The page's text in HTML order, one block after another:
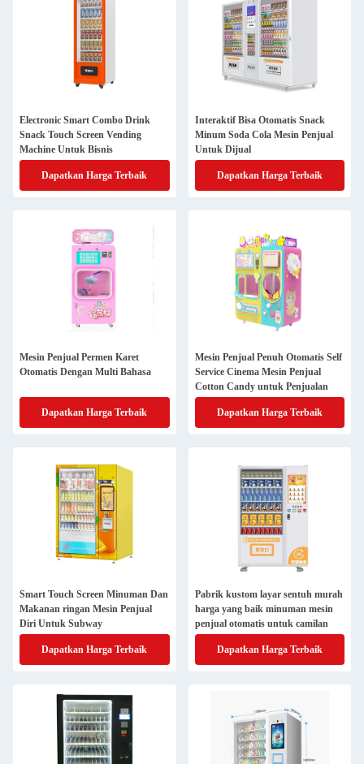
Electronic Smart Combo Drink
Snack Touch Screen Vending
Machine Untuk Bisnis
Dapatkan Harga Terbaik
Interaktif Bisa Otomatis Snack
Minum Soda Cola Mesin Penjual
Untuk Dijual
Dapatkan Harga Terbaik
Mesin Penjual Permen Karet
Otomatis Dengan Multi Bahasa
Dapatkan Harga Terbaik
Mesin Penjual Penuh Otomatis Self
Service Cinema Mesin Penjual
Cotton Candy untuk Penjualan
Dapatkan Harga Terbaik
Smart Touch Screen Minuman Dan
Makanan ringan Mesin Penjual
Diri Untuk Subway
Dapatkan Harga Terbaik
Pabrik kustom layar sentuh murah
harga yang baik minuman mesin
penjual otomatis untuk camilan
Dapatkan Harga Terbaik